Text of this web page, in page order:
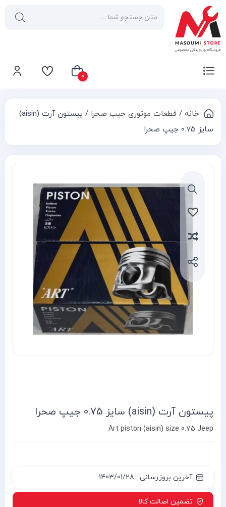
0
سبد خرید شما خالی است خانه / قطعات موتوری جیپ صحرا
/ پیستون آرت (aisin)
سایز 0.75 جیپ صحرا
پیستون آرت (aisin) سایز 0.75 جیپ صحرا
Art piston (aisin) size 0.75 Jeep
آخرین بروزرسانی : 1403/01/28
تضمین اصالت کالا